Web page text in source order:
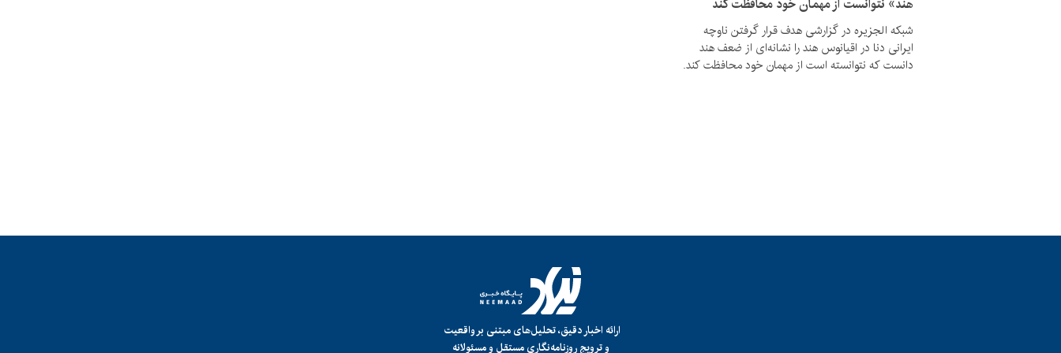
شبکه الجزیره در گزارشی هدف قرار گرفتن ناوچه
ایرانی دنا در اقیانوس هند را نشانه‌ای از ضعف هند
دانست که نتوانسته است از مهمان خود محافظت کند.
ارائه اخبار دقیق، تحلیل‌های مبتنی بر واقعیت
و ترویج روزنامه‌نگاری مستقل و مسئولانه